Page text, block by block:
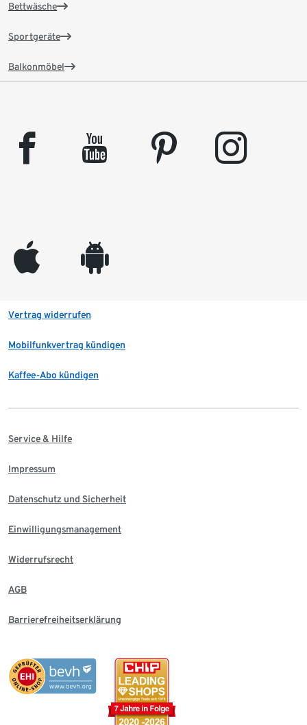
Bettwäsche
Sportgeräte
Balkonmöbel
facebook youtube pinterest instagram
appleinc android
Vertrag widerrufen
Mobilfunkvertrag kündigen
Kaffee-Abo kündigen
Service & Hilfe
Impressum
Datenschutz und Sicherheit
Einwilligungsmanagement
Widerrufsrecht
AGB
Barrierefreiheitserklärung